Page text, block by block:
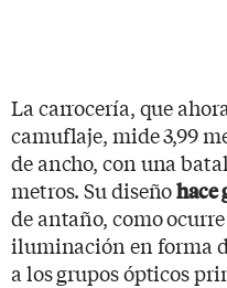
La carrocería, que
camuflaje, mide 3,99
de ancho, con una
metros. Su diseñohace
de antaño, como
iluminación en forma
a los grupos ópticos